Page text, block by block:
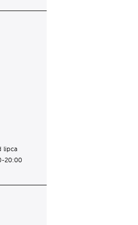
lipca
20:00